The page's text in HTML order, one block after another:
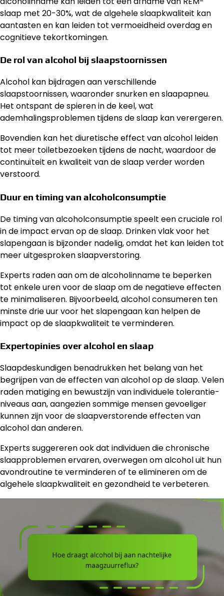
slaap met 20-30%, wat de algehele slaapkwaliteit kan
aantasten en kan leiden tot vermoeidheid overdag en
cognitieve tekortkomingen.
De rol van alcohol bij slaapstoornissen
Alcohol kan bijdragen aan verschillende
slaapstoornissen, waaronder snurken en slaapapneu.
Het ontspant de spieren in de keel, wat
ademhalingsproblemen tijdens de slaap kan verergeren.
Bovendien kan het diuretische effect van alcohol leiden
tot meer toiletbezoeken tijdens de nacht, waardoor de
continuïteit en kwaliteit van de slaap verder worden
verstoord.
Duur en timing van alcoholconsumptie
De timing van alcoholconsumptie speelt een cruciale rol
in de impact ervan op de slaap. Drinken vlak voor het
slapengaan is bijzonder nadelig, omdat het kan leiden tot
meer uitgesproken slaapverstoring.
Experts raden aan om de alcoholinname te beperken
tot enkele uren voor de slaap om de negatieve effecten
te minimaliseren. Bijvoorbeeld, alcohol consumeren ten
minste drie uur voor het slapengaan kan helpen de
impact op de slaapkwaliteit te verminderen.
Expertopinies over alcohol en slaap
Slaapdeskundigen benadrukken het belang van het
begrijpen van de effecten van alcohol op de slaap. Velen
raden matiging en bewustzijn van individuele tolerantie-
niveaus aan, aangezien sommige mensen gevoeliger
kunnen zijn voor de slaapverstorende effecten van
alcohol dan anderen.
Experts suggereren ook dat individuen die chronische
slaapproblemen ervaren, overwegen om alcohol uit hun
avondroutine te verminderen of te elimineren om de
algehele slaapkwaliteit en gezondheid te verbeteren.